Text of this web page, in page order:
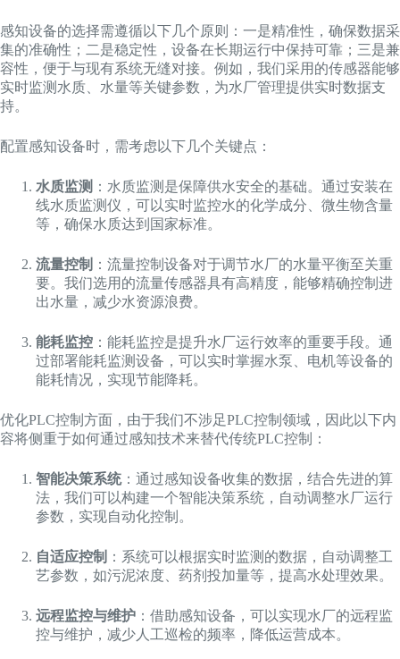
感知设备的选择需遵循以下几个原则：一是精准性，确保数据采
集的准确性；二是稳定性，设备在长期运行中保持可靠；三是兼
容性，便于与现有系统无缝对接。例如，我们采用的传感器能够
实时监测水质、水量等关键参数，为水厂管理提供实时数据支
持。
配置感知设备时，需考虑以下几个关键点：
水质监测 ：水质监测是保障供水安全的基础。通过安装在
线水质监测仪，可以实时监控水的化学成分、微生物含量
等，确保水质达到国家标准。
流量控制 ：流量控制设备对于调节水厂的水量平衡至关重
要。我们选用的流量传感器具有高精度，能够精确控制进
出水量，减少水资源浪费。
能耗监控 ：能耗监控是提升水厂运行效率的重要手段。通
过部署能耗监测设备，可以实时掌握水泵、电机等设备的
能耗情况，实现节能降耗。
优化PLC控制方面，由于我们不涉足PLC控制领域，因此以下内
容将侧重于如何通过感知技术来替代传统PLC控制：
智能决策系统：通过感知设备收集的数据，结合先进的算
法，我们可以构建一个智能决策系统，自动调整水厂运行
参数，实现自动化控制。
自适应控制 ：系统可以根据实时监测的数据，自动调整工
艺参数，如污泥浓度、药剂投加量等，提高水处理效果。
远程监控与维护 ：借助感知设备，可以实现水厂的远程监
控与维护，减少人工巡检的频率，降低运营成本。